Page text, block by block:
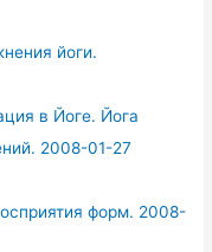
йоги.
в Йоге. Йога
2008-01-27
форм. 2008-